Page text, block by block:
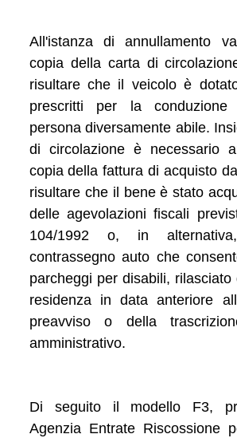
All'istanza di annullamento
copia della carta di
risultare che il veicolo è
prescritti per la
persona diversamente abile.
di circolazione è necessario
copia della fattura di acquisto
risultare che il bene è stato
delle agevolazioni fiscali
104/1992 o, in
contrassegno auto che
parcheggi per disabili, rilasciato
residenza in data anteriore
preavviso o della
amministrativo.
Di seguito il modello F3,
Agenzia Entrate Riscossione